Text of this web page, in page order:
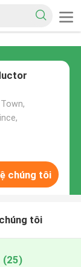
chúng tôi
tôi
(25)